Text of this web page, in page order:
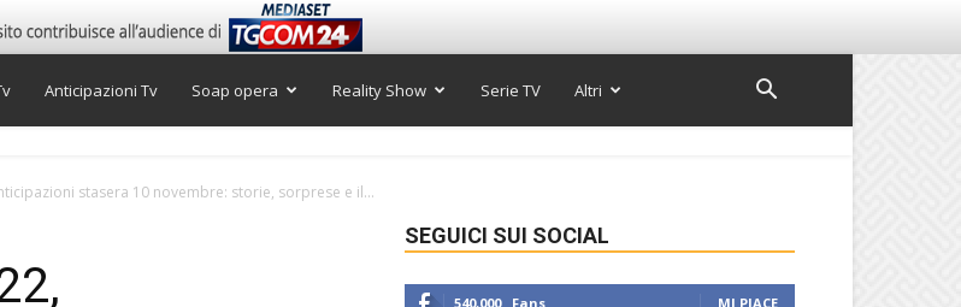
Anticipazioni Tv Soap opera Reality Show Serie TV Altri
stasera 10 novembre: storie, sorprese e il...
SEGUICI SUI SOCIAL
540,000 Fans MI PIACE